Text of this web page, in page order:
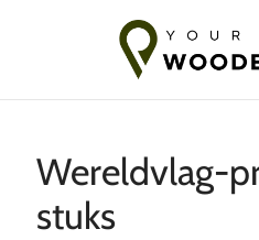
Baltische staten
Wereldvlag-
stuks